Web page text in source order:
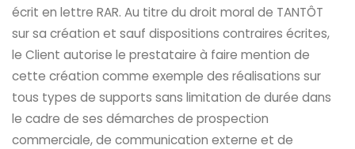
écrit en lettre RAR. Au titre du droit moral de TANTÔT
sur sa création et sauf dispositions contraires écrites,
le Client autorise le prestataire à faire mention de
cette création comme exemple des réalisations sur
tous types de supports sans limitation de durée dans
le cadre de ses démarches de prospection
commerciale, de communication externe et de